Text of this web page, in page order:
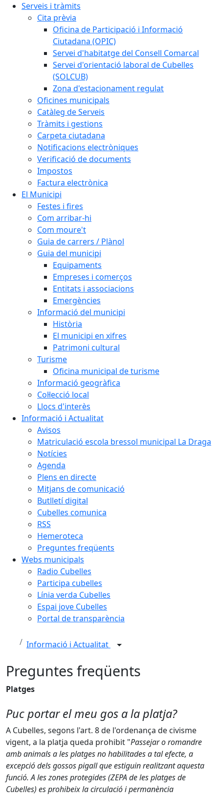
Serveis i tràmits
Cita prèvia
Oficina de Participació i Informació
Ciutadana (OPIC)
Servei d'habitatge del Consell Comarcal
Servei d'orientació laboral de Cubelles
(SOLCUB)
Zona d'estacionament regulat
Oficines municipals
Catàleg de Serveis
Tràmits i gestions
Carpeta ciutadana
Notificacions electròniques
Verificació de documents
Impostos
Factura electrònica
El Municipi
Festes i fires
Com arribar-hi
Com moure't
Guia de carrers / Plànol
Guia del municipi
Equipaments
Empreses i comerços
Entitats i associacions
Emergències
Informació del municipi
Història
El municipi en xifres
Patrimoni cultural
Turisme
Oficina municipal de turisme
Informació geogràfica
Col·lecció local
Llocs d'interès
Informació i Actualitat
Avisos
Matriculació escola bressol municipal La Draga
Notícies
Agenda
Plens en directe
Mitjans de comunicació
Butlletí digital
Cubelles comunica
RSS
Hemeroteca
Preguntes freqüents
Webs municipals
Radio Cubelles
Participa cubelles
Línia verda Cubelles
Espai jove Cubelles
Portal de transparència
Informació i Actualitat
Preguntes freqüents
Platges
Puc portar el meu gos a la platja?
A Cubelles, segons l'art. 8 de l'ordenança de civisme
vigent, a la platja queda prohibit "Passejar o romandre
amb animals a les platges no habilitades a tal efecte, a
excepció dels gossos pigall que estiguin realitzant aquesta
funció. A les zones protegides (ZEPA de les platges de
Cubelles) es prohibeix la circulació i permanència